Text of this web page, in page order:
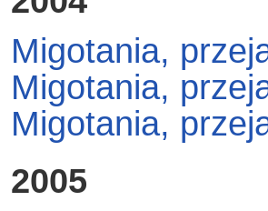
Migotania,
Migotania,
Migotania,
2005